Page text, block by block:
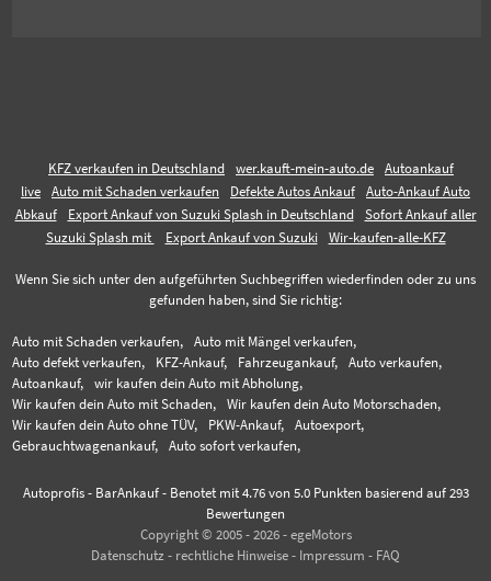
KFZ verkaufen in Deutschland wer.kauft-mein-auto.de
Autoankauf
live
Auto mit Schaden verkaufen Defekte Autos Ankauf
Auto-Ankauf Auto
Abkauf
Export Ankauf von Suzuki Splash in Deutschland
Sofort Ankauf aller
Suzuki Splash mit
Export Ankauf von Suzuki Wir-kaufen-alle-KFZ
Wenn Sie sich unter den aufgeführten Suchbegriffen wiederfinden oder zu uns
gefunden haben, sind Sie richtig:
Auto mit Schaden verkaufen,
Auto mit Mängel verkaufen,
Auto defekt verkaufen,
KFZ-Ankauf, Fahrzeugankauf,
Auto verkaufen,
Autoankauf,
wir kaufen dein Auto mit Abholung,
Wir kaufen dein Auto mit Schaden,
Wir kaufen dein Auto Motorschaden,
Wir kaufen dein Auto ohne TÜV,
PKW-Ankauf,
Autoexport,
Gebrauchtwagenankauf,
Auto sofort verkaufen,
Autoprofis - BarAnkauf- Benotet mit 4.76von 5.0 Punkten basierend auf 293
Bewertungen
Copyright © 2005 - 2026 - egeMotors
Datenschutz - rechtliche Hinweise - Impressum - FAQ